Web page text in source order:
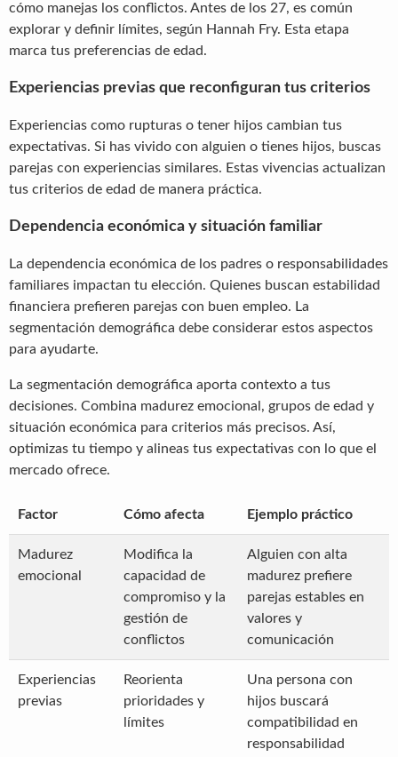
cómo manejas los conflictos. Antes de los 27, es común
explorar y definir límites, según Hannah Fry. Esta etapa
marca tus preferencias de edad.
Experiencias previas que reconfiguran tus criterios
Experiencias como rupturas o tener hijos cambian tus
expectativas. Si has vivido con alguien o tienes hijos, buscas
parejas con experiencias similares. Estas vivencias actualizan
tus criterios de edad de manera práctica.
Dependencia económica y situación familiar
La dependencia económica de los padres o responsabilidades
familiares impactan tu elección. Quienes buscan estabilidad
financiera prefieren parejas con buen empleo. La
segmentación demográfica debe considerar estos aspectos
para ayudarte.
La segmentación demográfica aporta contexto a tus
decisiones. Combina madurez emocional, grupos de edad y
situación económica para criterios más precisos. Así,
optimizas tu tiempo y alineas tus expectativas con lo que el
mercado ofrece.
Factor Cómo afecta Ejemplo práctico
Madurez
emocional
Modifica la
capacidad de
compromiso y la
gestión de
conflictos
Alguien con alta
madurez prefiere
parejas estables en
valores y
comunicación
Experiencias
previas
Reorienta
prioridades y
límites
Una persona con
hijos buscará
compatibilidad en
responsabilidad